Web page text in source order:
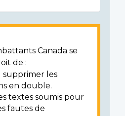
Canada se
de :
supprimer les
en double.
textes soumis pour
fautes de